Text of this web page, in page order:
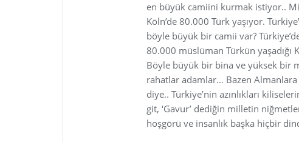
en büyük camiini kurmak istiyor..
Köln’de 80.000 Türk yaşıyor.
böyle büyük bir camii var?
80.000 müslüman Türkün
Böyle büyük bir bina ve yüksek bir
rahatlar adamlar… Bazen
diye.. Türkiye’nin azınlıkları
git, ‘Gavur’ dediğin milletin
hoşgörü ve insanlık başka hiçbir